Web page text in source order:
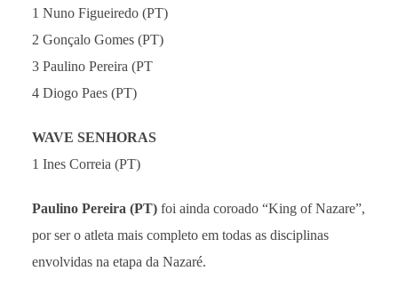
1 Nuno Figueiredo (PT)
2 Gonçalo Gomes (PT)
3 Paulino Pereira (PT
4 Diogo Paes (PT)
WAVE SENHORAS
1 Ines Correia (PT)
Paulino Pereira (PT)foi ainda coroado “King of Nazare”,
por ser o atleta mais completo em todas as disciplinas
envolvidas na etapa da Nazaré.